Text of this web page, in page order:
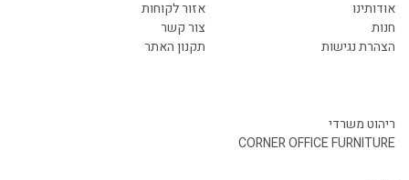
אודותינו
אזור לקוחות
חנות
צור קשר
הצהרת נגישות
תקנון האתר
ריהוט משרדי
CORNER OFFICE FURNITURE